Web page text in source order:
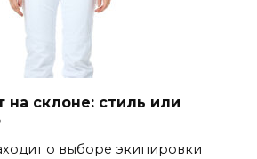
на склоне: стиль или
о выборе экипировки